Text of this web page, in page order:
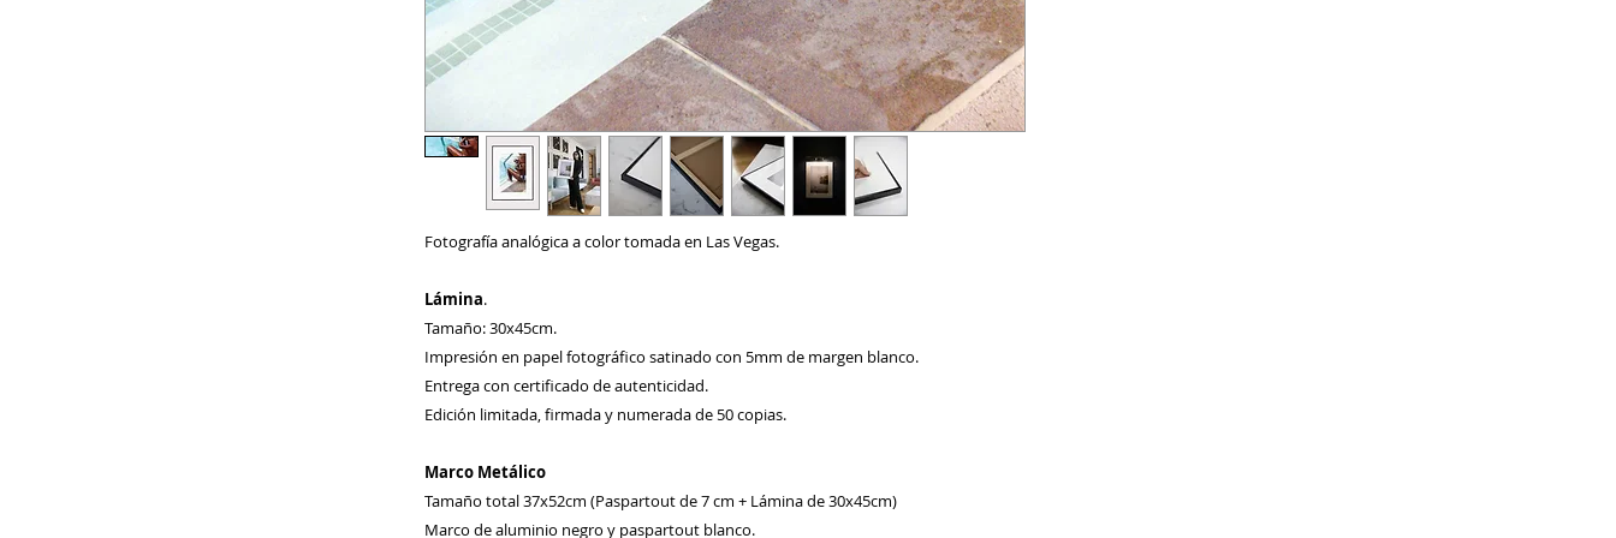
Fotografía analógica a color tomada en Las Vegas.
Lámina.
Tamaño: 30x45cm.
Impresión en papel fotográfico satinado con 5mm de margen blanco.
Entrega con certificado de autenticidad.
Edición limitada, firmada y numerada de 50 copias.
Marco Metálico
Tamaño total 37x52cm (Paspartout de 7 cm + Lámina de 30x45cm)
Marco de aluminio negro y paspartout blanco.